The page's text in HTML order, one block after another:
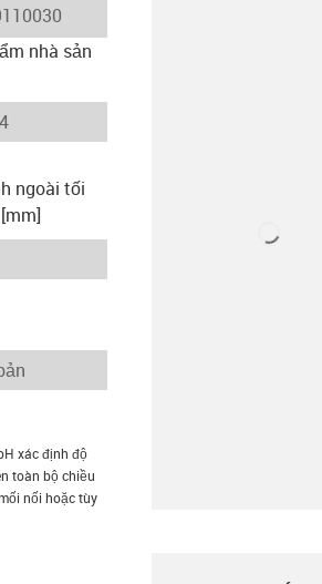
lieferzeit
nhà sản
ngoài tối
xác định độ
toàn bộ chiều
nối hoặc tùy